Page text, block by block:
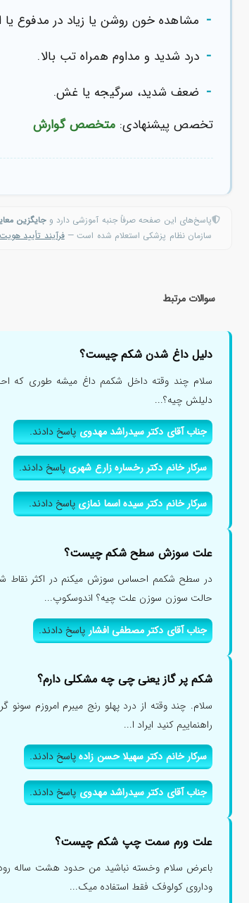
- مشاهده خون روشن یا زیاد در مدفوع یا
- درد شدید و مداوم همراه تب بالا.
- ضعف شدید، سرگیجه یا غش.
تخصص پیشنهادی: متخصص گوارش
پاسخ‌های این صفحه صرفاً جنبه آموزشی دارد وجایگزین
سازمان نظام پزشکی استعلام شده است —فرآیند تأیید
سوالات مرتبط
دلیل داغ شدن شکم چیست؟
سلام چند وقته داخل شکمم داغ میشه طوری که
دلیلش چیه؟...
جناب آقای دکتر سیدراشد مهدویپاسخ دادند.
سرکار خانم دکتر رخساره زارع شهریپاسخ دادند.
سرکار خانم دکتر سیده اسما نمازیپاسخ دادند.
علت سوزش سطح شکم چیست؟
در سطح شکمم احساس سوزش میکنم در اکثر
حالت سوزن سوزن علت چیه؟ اندوسکوپ...
جناب آقای دکتر مصطفی افشارپاسخ دادند.
شکم پر گاز یعنی چی چه مشکلی دارم؟
سلام. چند وقته از درد پهلو رنج میبرم امروزم
راهنماییم کنید ایراد ا...
سرکار خانم دکتر سهیلا حسن زادهپاسخ دادند.
جناب آقای دکتر سیدراشد مهدویپاسخ دادند.
علت ورم سمت چپ شکم چیست؟
باعرض سلام وخسته نباشید من حدود هشت ساله
وداروی کولوفک فقط استفاده میک...